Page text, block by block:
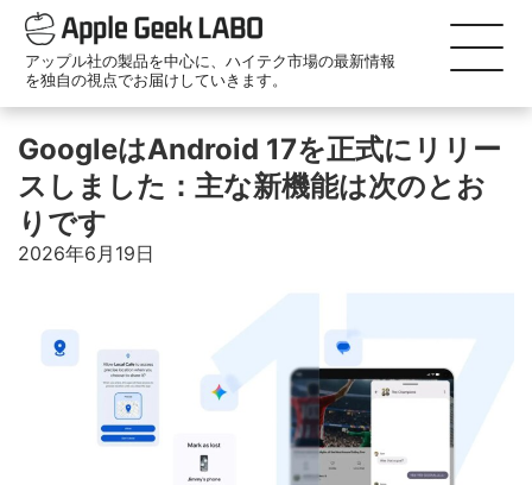
アップル社の製品を中心に、ハイテク市場の最新情報
を独自の視点でお届けしていきます。
GoogleはAndroid 17を正式にリリー
スしました：主な新機能は次のとお
りです
2026年6月19日